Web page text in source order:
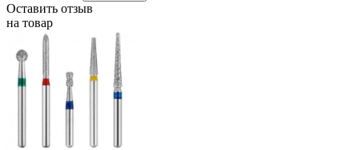
Оставить отзыв
на товар